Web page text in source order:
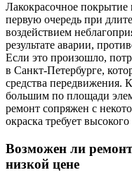
Лакокрасочное
первую очередь при
воздействием
результате аварии,
Если это произошло,
в Санкт-Петербурге,
средства передвижения.
большим по площади
ремонт сопряжен с
окраска требует
Возможен ли
низкой цене